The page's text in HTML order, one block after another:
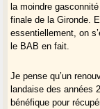
la moindre
finale de la Gironde.
essentiellement, on
le BAB en fait.
Je pense qu’un
landaise des années
bénéfique pour